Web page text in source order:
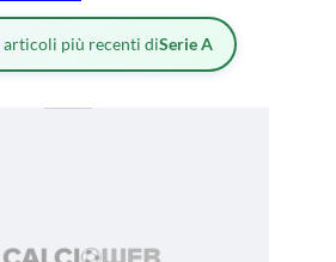
articoli più recenti diSerie A